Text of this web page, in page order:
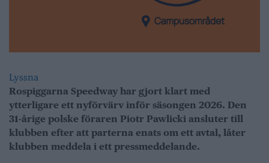
Lyssna
Rospiggarna Speedway har gjort klart med
ytterligare ett nyförvärv inför säsongen 2026. Den
31-årige polske föraren Piotr Pawlicki ansluter till
klubben efter att parterna enats om ett avtal, låter
klubben meddela i ett pressmeddelande.